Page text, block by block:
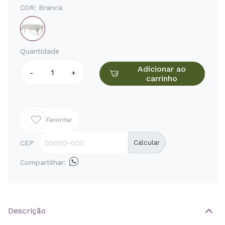
COR: Branca
Quantidade
- +
Adicionar ao
carrinho
Favoritar
CEP Calcular
Compartilhar:
Descrição